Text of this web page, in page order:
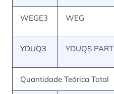
WEGE3 WEG
YDUQ3 YDUQS PART
Quantidade Teórica Total